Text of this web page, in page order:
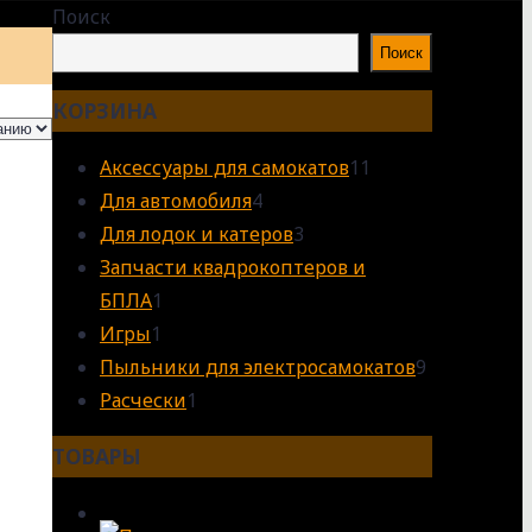
Поиск
Поиск
КОРЗИНА
Аксессуары для самокатов11
Для автомобиля44
товара
Для лодок и катеров3
товара
Запчасти квадрокоптеров и
БПЛА1
Игры1
товар
Пыльники для электросамокатов9
Расчески1
товар
ТОВАРЫ